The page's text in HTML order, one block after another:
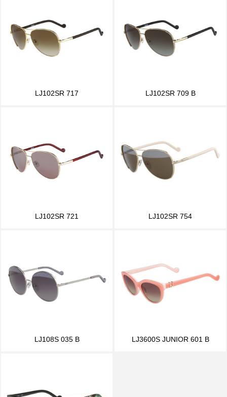
LJ102SR 717 LJ102SR 709 B
LJ102SR 721 LJ102SR 754
LJ108S 035 B LJ3600S JUNIOR 601 B